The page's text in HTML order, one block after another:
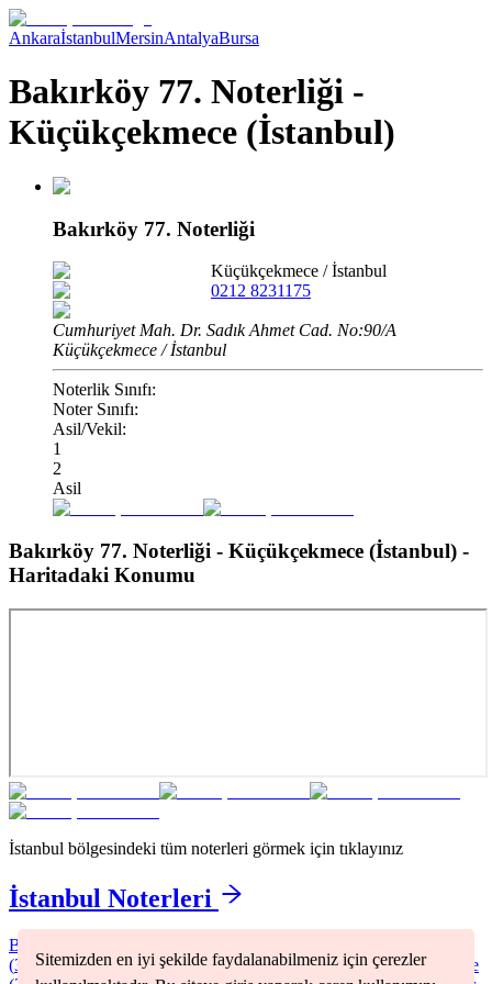
Sitemizden en iyi şekilde faydalanabilmeniz için çerezler
AnkaraİstanbulMersinAntalyaBursa
Bakırköy 77. Noterliği -
Küçükçekmece (İstanbul)
Bakırköy 77. Noterliği
Küçükçekmece /İstanbul
0212 8231175
Cumhuriyet Mah. Dr. Sadık Ahmet Cad. No:90/A
Küçükçekmece / İstanbul
Noterlik Sınıfı:
Noter Sınıfı:
Asil/Vekil:
1
2
Asil
Bakırköy 77. Noterliği - Küçükçekmece (İstanbul) -
Haritadaki Konumu
İstanbul bölgesindeki tüm noterleri görmek için tıklayınız
İstanbul Noterleri
Bağcılar
(3 Büyükçekmece (1 )Fatih(2)Kadıköy(2)Kartal(1) Küçükçekmece